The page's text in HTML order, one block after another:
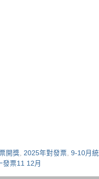
開獎 2025年對發票 9-10月統
發票11 12月